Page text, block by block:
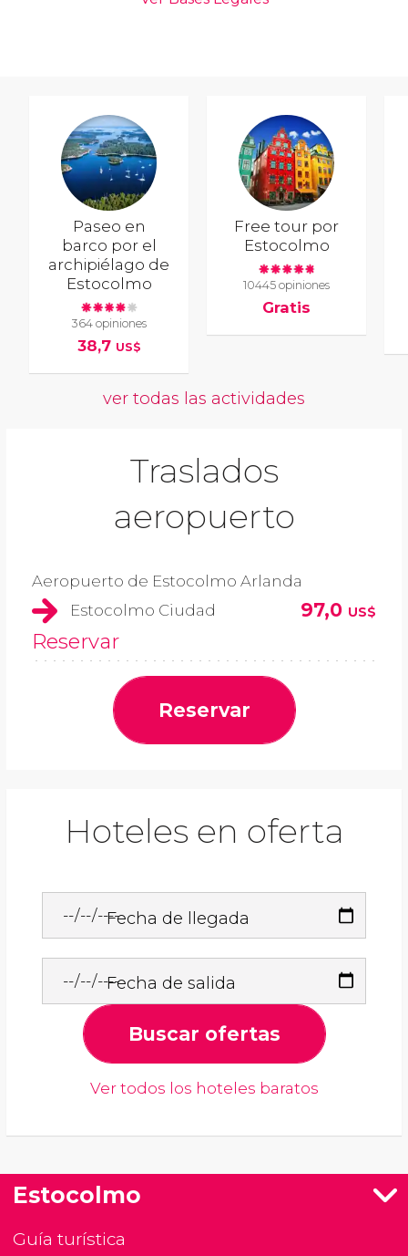
Paseo en
barco por el
archipiélago de
Estocolmo
364 opiniones
38,7 US$
Free tour por
Estocolmo
10445 opiniones
Gratis
ver todas las actividades
Traslados
aeropuerto
Aeropuerto de Estocolmo Arlanda
Estocolmo Ciudad
97,0 US$
Reservar
Reservar
Hoteles en oferta
Fecha de llegada
Fecha de salida
Buscar ofertas
Ver todos los hoteles baratos
Estocolmo
Guía turística